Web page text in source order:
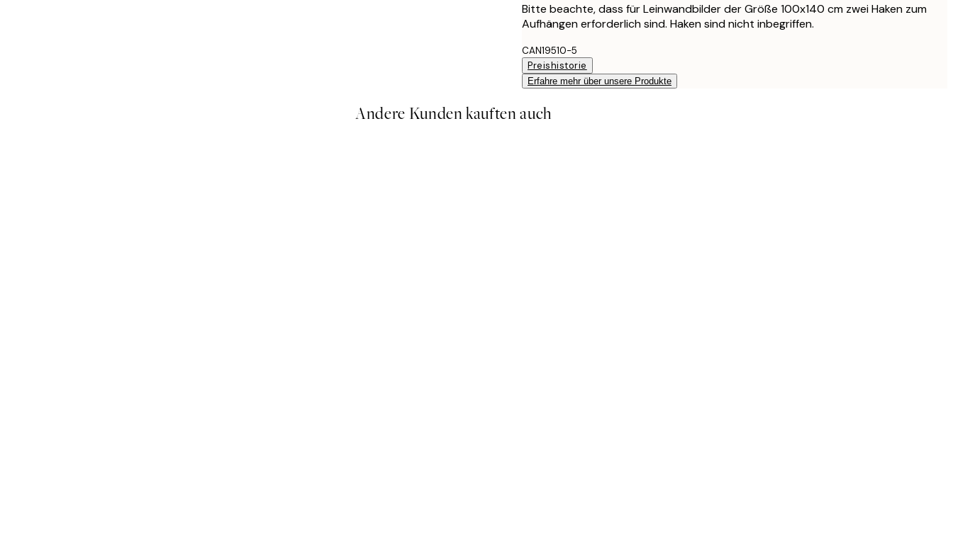
Bitte beachte, dass für Leinwandbilder der Größe 100x140 cm zwei Haken zum
Aufhängen erforderlich sind. Haken sind nicht inbegriffen.
CAN19510-5
Preishistorie
Erfahre mehr über unsere Produkte
Andere Kunden kauften auch